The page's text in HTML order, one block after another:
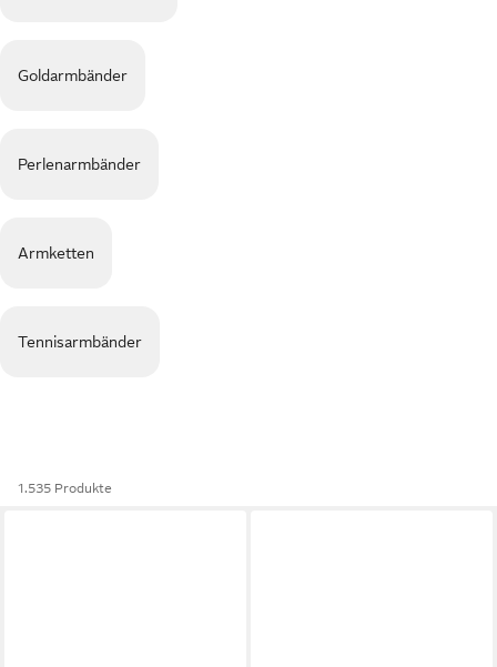
Goldarmbänder
Perlenarmbänder
Armketten
Tennisarmbänder
1.535 Produkte